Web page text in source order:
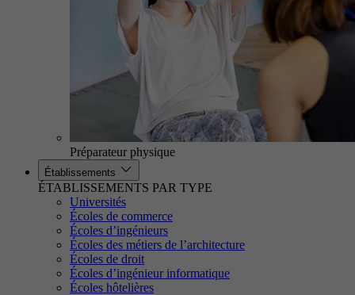
Préparateur physique
Établissements
ÉTABLISSEMENTS PAR TYPE
Universités
Écoles de commerce
Écoles d’ingénieurs
Écoles des métiers de l’architecture
Écoles de droit
Écoles d’ingénieur informatique
Écoles hôtelières